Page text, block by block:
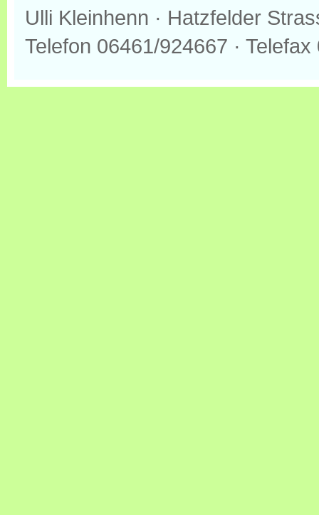
Ulli Kleinhenn · Hatzfelder
Telefon 06461/924667 ·